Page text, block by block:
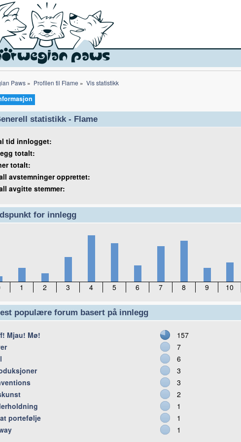
Paws » Profilen til Flame » Vis statistikk
statistikk - Flame
tid innlogget:
totalt:
totalt:
avstemninger opprettet:
avgitte stemmer:
for innlegg
1 2 3 4 5 6 7 8 9 10
populære forum basert på innlegg
Mjau! Mø!
157
7
6
3
3
2
1
portefølje
1
1